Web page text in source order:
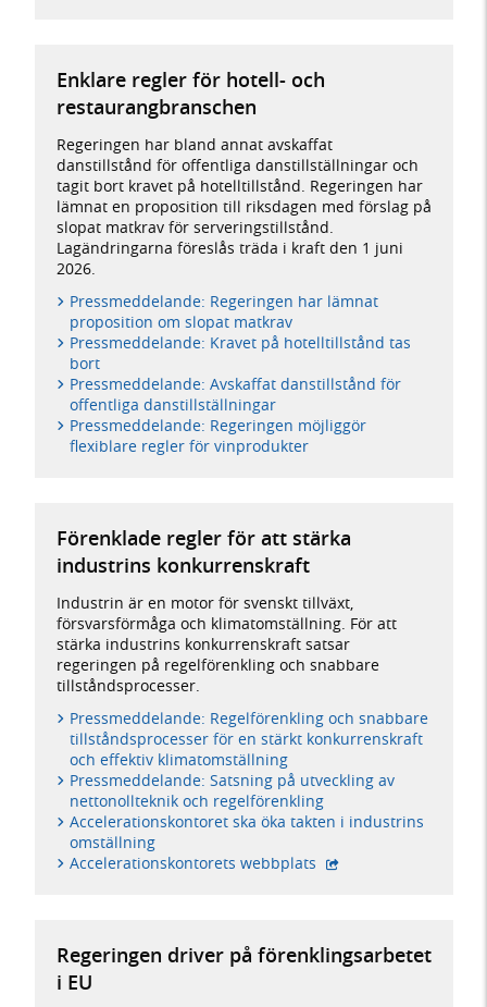
Enklare regler för hotell- och
restaurangbranschen
Regeringen har bland annat avskaffat
danstillstånd för offentliga danstillställningar och
tagit bort kravet på hotelltillstånd. Regeringen har
lämnat en proposition till riksdagen med förslag på
slopat matkrav för serveringstillstånd.
Lagändringarna föreslås träda i kraft den 1 juni
2026.
Pressmeddelande: Regeringen har lämnat
proposition om slopat matkrav
Pressmeddelande: Kravet på hotelltillstånd tas
bort
Pressmeddelande: Avskaffat danstillstånd för
offentliga danstillställningar
Pressmeddelande: Regeringen möjliggör
flexiblare regler för vinprodukter
Förenklade regler för att stärka
industrins konkurrenskraft
Industrin är en motor för svenskt tillväxt,
försvarsförmåga och klimatomställning. För att
stärka industrins konkurrenskraft satsar
regeringen på regelförenkling och snabbare
tillståndsprocesser.
Pressmeddelande: Regelförenkling och snabbare
tillståndsprocesser för en stärkt konkurrenskraft
och effektiv klimatomställning
Pressmeddelande: Satsning på utveckling av
nettonollteknik och regelförenkling
Accelerationskontoret ska öka takten i industrins
omställning
Accelerationskontorets webbplats - extern webbplats,
Regeringen driver på förenklingsarbetet
i EU